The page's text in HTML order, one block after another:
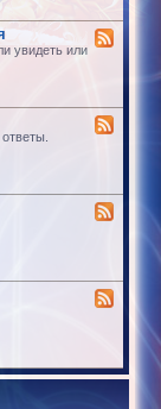
увидеть или